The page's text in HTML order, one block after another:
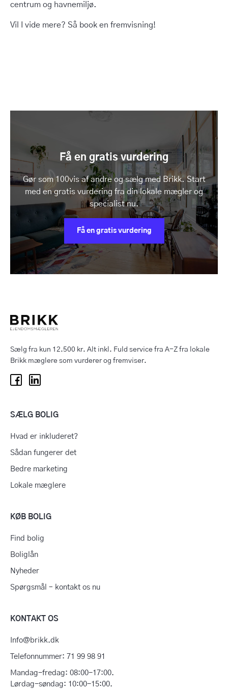
centrum og havnemiljø.
Vil I vide mere? Så book en fremvisning!
Få en gratis vurdering
Gør som 100vis af andre og sælg med Brikk. Start
med en gratis vurdering fra din lokale mægler og
specialist nu.
Få en gratis vurdering
Sælg fra kun 12.500 kr. Alt inkl. Fuld service fra A-Z fra lokale
Brikk mæglere som vurderer og fremviser.
SÆLG BOLIG
Hvad er inkluderet?
Sådan fungerer det
Bedre marketing
Lokale mæglere
KØB BOLIG
Find bolig
Boliglån
Nyheder
Spørgsmål – kontakt os nu
KONTAKT OS
Info@brikk.dk
Telefonnummer: 71 99 98 91
Mandag-fredag: 08:00-17:00.
Lørdag-søndag: 10:00-15:00.